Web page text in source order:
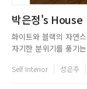
박은정's House
화이트와 블랙의 자연
자기한 분위기를 풍기
심한 벽으로 인테리어
Self Interior 성은주